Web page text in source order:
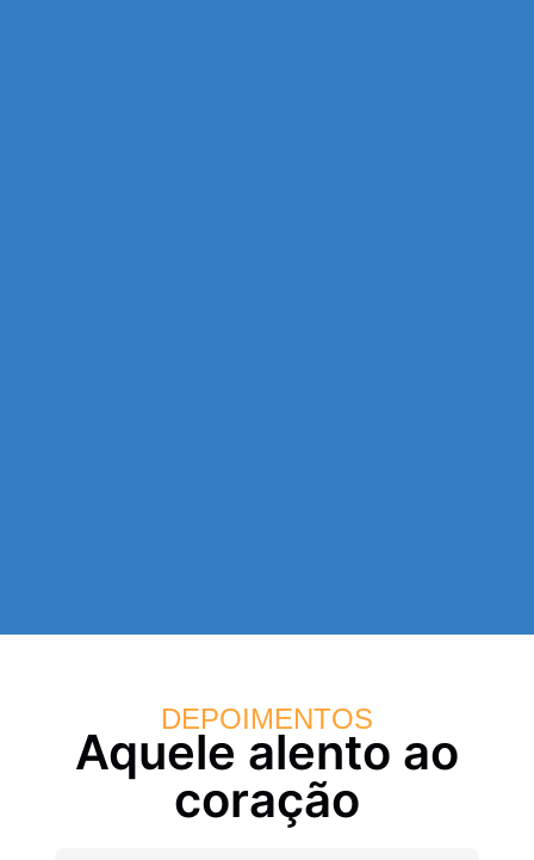
DEPOIMENTOS
Aquele alento ao
coração